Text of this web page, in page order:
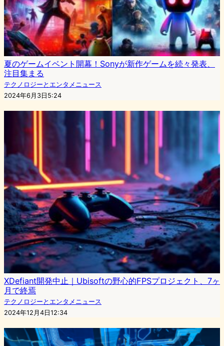
夏のゲームイベント開幕！Sonyが新作ゲームを続々発表、
注目集まる
テクノロジーとエンタメニュース
2024年6月3日5:24
XDefiant開発中止｜Ubisoftの野心的FPSプロジェクト、7ヶ
月で終焉
テクノロジーとエンタメニュース
2024年12月4日12:34